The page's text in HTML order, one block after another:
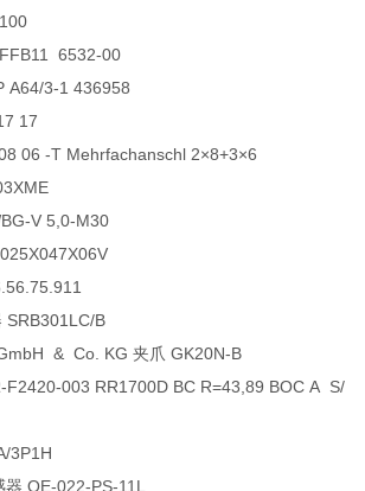
6532-00
A64/3-1 436958
17
06 -T Mehrfachanschl 2×8+3×6
V 5,0-M30
SRB301LC/B
& Co. KG 夹爪 GK20N-B
F2420-003 RR1700D BC R=43,89 BOC A S/
3P1H
QE-022-PS-11L